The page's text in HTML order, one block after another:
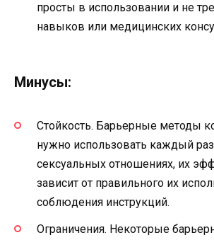
просты в использовании и не
навыков или медицинских
Минусы:
Стойкость. Барьерные методы
нужно использовать каждый
сексуальных отношениях, их
зависит от правильного их
соблюдения инструкций.
Ограничения. Некоторые